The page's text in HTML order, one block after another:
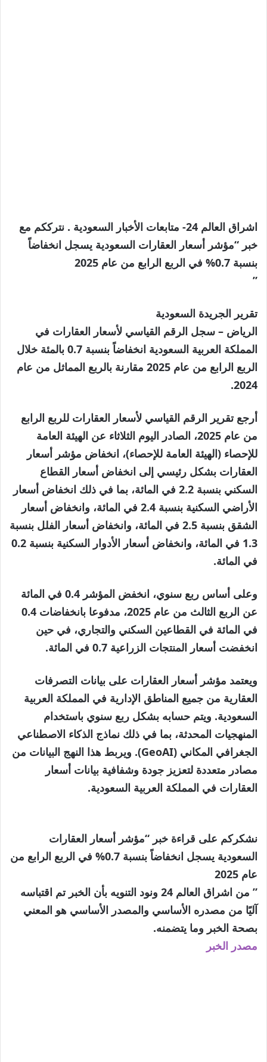
اشراق العالم 24- متابعات الأخبار السعودية . نترككم مع
خبر “مؤشر أسعار العقارات السعودية يسجل انخفاضاً
بنسبة 0.7% في الربع الرابع من عام 2025
”
تقرير الجريدة السعودية
الرياض – سجل الرقم القياسي لأسعار العقارات في
المملكة العربية السعودية انخفاضاً بنسبة 0.7 بالمئة خلال
الربع الرابع من عام 2025 مقارنة بالربع المماثل من عام
2024.
أرجع تقرير الرقم القياسي لأسعار العقارات للربع الرابع
من عام 2025، الصادر اليوم الثلاثاء عن الهيئة العامة
للإحصاء (الهيئة العامة للإحصاء)، انخفاض مؤشر أسعار
العقارات بشكل رئيسي إلى انخفاض أسعار القطاع
السكني بنسبة 2.2 في المائة، بما في ذلك انخفاض أسعار
الأراضي السكنية بنسبة 2.4 في المائة، وانخفاض أسعار
الشقق بنسبة 2.5 في المائة، وانخفاض أسعار الفلل بنسبة
1.3 في المائة، وانخفاض أسعار الأدوار السكنية بنسبة 0.2
في المائة.
وعلى أساس ربع سنوي، انخفض المؤشر 0.4 في المائة
عن الربع الثالث من عام 2025، مدفوعا بانخفاضات 0.4
في المائة في القطاعين السكني والتجاري، في حين
انخفضت أسعار المنتجات الزراعية 0.7 في المائة.
ويعتمد مؤشر أسعار العقارات على بيانات التصرفات
العقارية من جميع المناطق الإدارية في المملكة العربية
السعودية. ويتم حسابه بشكل ربع سنوي باستخدام
المنهجيات المحدثة، بما في ذلك نماذج الذكاء الاصطناعي
الجغرافي المكاني (GeoAI). ويربط هذا النهج البيانات من
مصادر متعددة لتعزيز جودة وشفافية بيانات أسعار
العقارات في المملكة العربية السعودية.
نشكركم على قراءة خبر “مؤشر أسعار العقارات
السعودية يسجل انخفاضاً بنسبة 0.7% في الربع الرابع من
عام 2025
” من اشراق العالم 24 ونود التنويه بأن الخبر تم اقتباسه
آليًا من مصدره الأساسي والمصدر الأساسي هو المعني
بصحة الخبر وما يتضمنه.
مصدر الخبر